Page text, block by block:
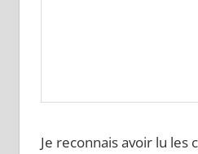
Je reconnais avoir lu les